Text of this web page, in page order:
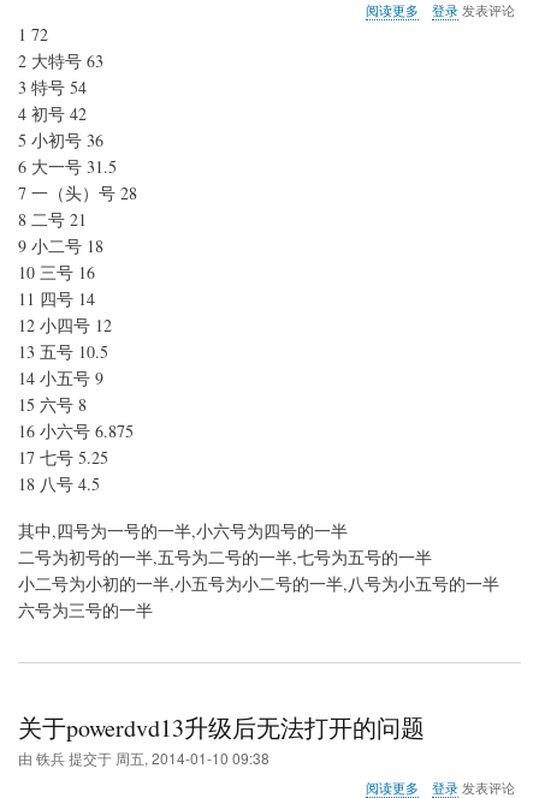
阅读更多 登录发表评论
1 72
2 大特号 63
3 特号 54
4 初号 42
5 小初号 36
6 大一号 31.5
7 一（头）号 28
8 二号 21
9 小二号 18
10 三号 16
11 四号 14
12 小四号 12
13 五号 10.5
14 小五号 9
15 六号 8
16 小六号 6.875
17 七号 5.25
18 八号 4.5
其中,四号为一号的一半,小六号为四号的一半
二号为初号的一半,五号为二号的一半,七号为五号的一半
小二号为小初的一半,小五号为小二号的一半,八号为小五号的一半
六号为三号的一半
关于powerdvd13升级后无法打开的问题
由 铁兵提交于 周五, 2014-01-10 09:38
阅读更多 登录发表评论